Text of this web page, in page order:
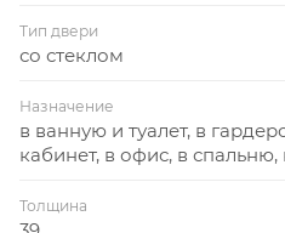
Тип двери
со стеклом
Назначение
в ванную и туалет, в
кабинет, в офис, в
Толщина